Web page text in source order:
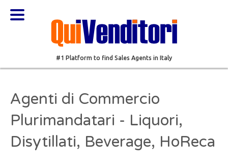
#1 Platform to find Sales Agents in Italy
Agenti di Commercio
Plurimandatari - Liquori,
Disytillati, Beverage, HoReca